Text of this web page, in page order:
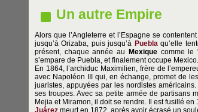
Un autre Empire
Alors que l’Angleterre et l’Espagne se
jusqu’à Orizaba, puis jusqu’à Puebla qu’elle
présent, chaque année au Mexiquecomme le
s’empare de Puebla, et finalement occupe
En 1864, l’archiduc Maximilien, frère de
avec Napoléon III qui, en échange, promet de
juaristes, appuyées par les nordistes
ses troupes. Avec sa petite armée de partisans
Mejia et Miramon, il doit se rendre. Il est fusillé en
Juárez meurt en 1872, après avoir écrasé un